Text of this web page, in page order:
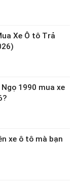
Xe Ô tô Trả
1990 mua xe
xe ô tô mà bạn